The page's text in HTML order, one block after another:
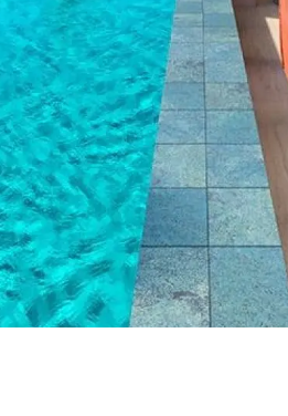
Perfil Verificado
Anunciar imóveis